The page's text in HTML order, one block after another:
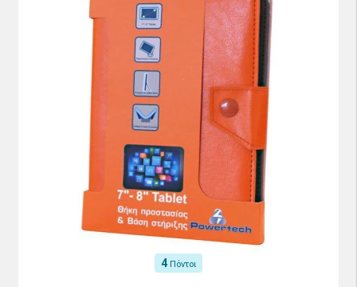
4 Πόντοι